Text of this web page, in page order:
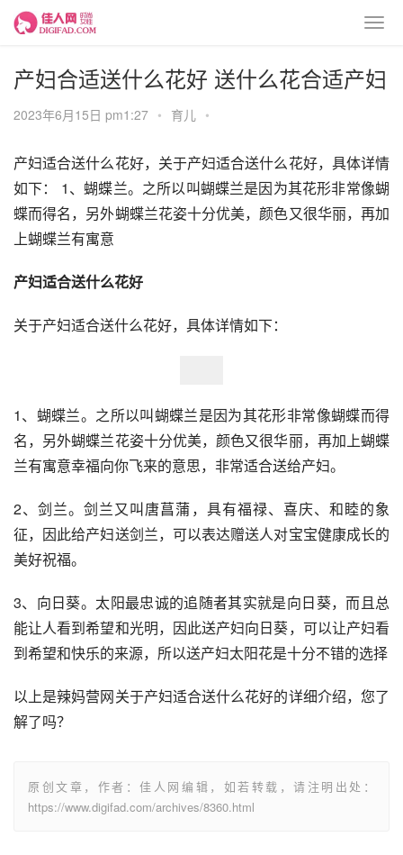
产妇合适送什么花好 送什么花合适产妇
2023年6月15日 pm1:27 • 育儿 •
产妇适合送什么花好，关于产妇适合送什么花好，具体详情
如下： 1、蝴蝶兰。之所以叫蝴蝶兰是因为其花形非常像蝴
蝶而得名，另外蝴蝶兰花姿十分优美，颜色又很华丽，再加
上蝴蝶兰有寓意
产妇适合送什么花好
关于产妇适合送什么花好，具体详情如下：
1、蝴蝶兰。之所以叫蝴蝶兰是因为其花形非常像蝴蝶而得
名，另外蝴蝶兰花姿十分优美，颜色又很华丽，再加上蝴蝶
兰有寓意幸福向你飞来的意思，非常适合送给产妇。
2、剑兰。剑兰又叫唐菖蒲，具有福禄、喜庆、和睦的象
征，因此给产妇送剑兰，可以表达赠送人对宝宝健康成长的
美好祝福。
3、向日葵。太阳最忠诚的追随者其实就是向日葵，而且总
能让人看到希望和光明，因此送产妇向日葵，可以让产妇看
到希望和快乐的来源，所以送产妇太阳花是十分不错的选择
以上是辣妈营网关于产妇适合送什么花好的详细介绍，您了
解了吗？
原创文章，作者：佳人网编辑，如若转载，请注明出处：
https://www.digifad.com/archives/8360.html